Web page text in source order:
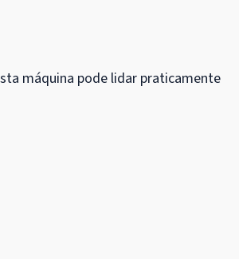
máquina pode lidar praticamente